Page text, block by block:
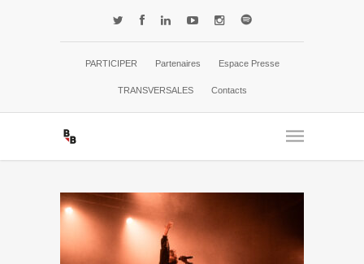
PARTICIPER Partenaires Espace Presse
TRANSVERSALES Contacts